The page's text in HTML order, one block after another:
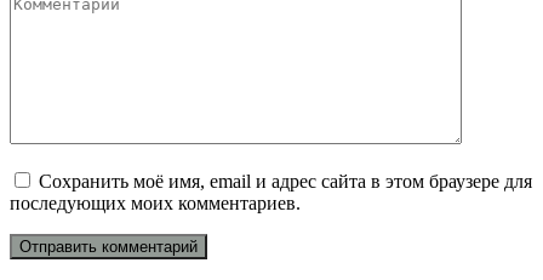
Сохранить моё имя, email и адрес сайта в этом браузере для
последующих моих комментариев.